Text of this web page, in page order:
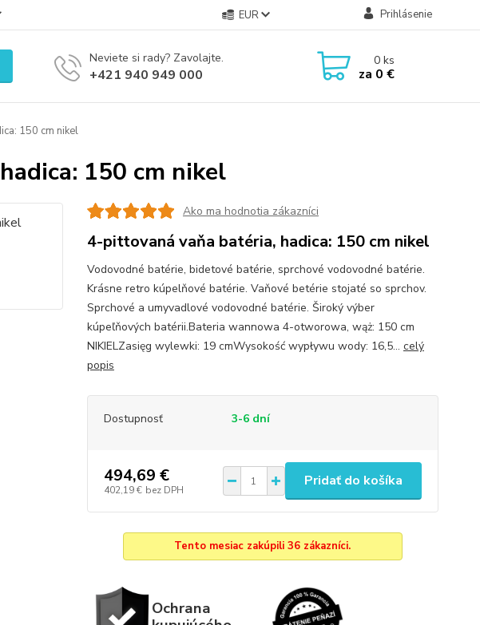
EUR Prihlásenie
Neviete si rady? Zavolajte.
+421 940 949 000
0ks
za 0 €
150 cm nikel
150 cm nikel
Ako ma hodnotia zákazníci
4-pittovaná vaňa batéria, hadica: 150 cm nikel
Vodovodné batérie, bidetové batérie, sprchové vodovodné batérie.
Krásne retro kúpelňové batérie. Vaňové betérie stojaté so sprchov.
Sprchové a umyvadlové vodovodné batérie. Široký výber
kúpeľňových batérii.Bateria wannowa 4-otworowa, wąż: 150 cm
NIKIELZasięg wylewki: 19 cmWysokość wypływu wody: 16,5... celý
popis
Dostupnosť 3-6 dní
494,69 €
402,19 € bez DPH
Pridať do košíka
Tento mesiac zakúpili 36 zákazníci.
Ochrana